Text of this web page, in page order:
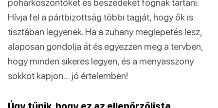
pohárköszöntőket és beszédeket fognak tartani.
Hívja fel a pártbizottság többi tagját, hogy ők is
tisztában legyenek. Ha a zuhany meglepetés lesz,
alaposan gondolja át és egyezzen meg a tervben,
hogy minden sikeres legyen, és a menyasszony
sokkot kapjon… jó értelemben!